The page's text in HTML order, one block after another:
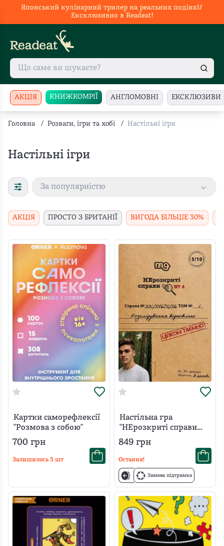
Японський кулінарний трилер на реальних подіях🥢
Ексклюзивно в Readeat!
АКЦІЯ КНИЖКОМРІЇ АНГЛОМОВНІ ЕКСКЛЮЗИВИ
Головна / Розваги, ігри та хобі / Настільні ігри
Настільні ігри
За популярністю
АКЦІЯ ПРОСТО З БРИТАНІЇ ВИГОДА БІЛЬШЕ 30%
Картки саморефлексії
"Розмова з собою"
700 грн
Залишилось 5 шт
Настільна гра
"НЕрозкриті справи
№4"
849 грн
Остання!
Зимова підтримка